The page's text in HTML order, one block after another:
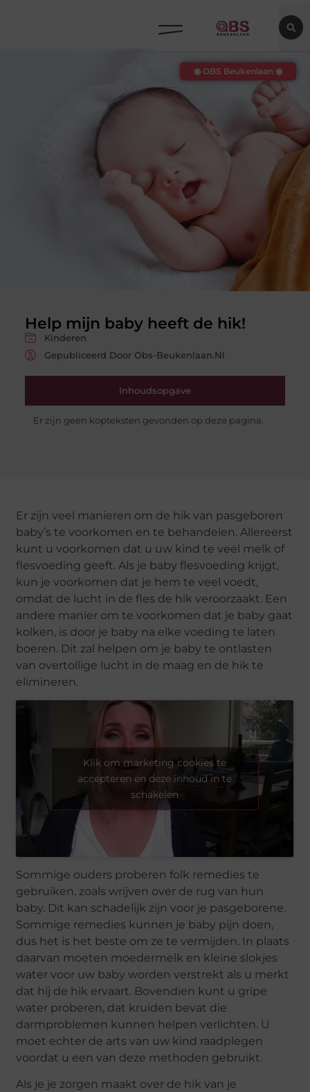
Help mijn baby heeft de hik!
Kinderen
Gepubliceerd Door Obs-Beukenlaan.nl
Inhoudsopgave
Er zijn geen kopteksten gevonden op deze pagina.
◉ OBS Beukenlaan ◉
Er zijn veel manieren om de hik van pasgeboren
baby’s te voorkomen en te behandelen. Allereerst
kunt u voorkomen dat u uw kind te veel melk of
flesvoeding geeft. Als je baby flesvoeding krijgt,
kun je voorkomen dat je hem te veel voedt,
omdat de lucht in de fles de hik veroorzaakt. Een
andere manier om te voorkomen dat je baby gaat
kolken, is door je baby na elke voeding te laten
boeren. Dit zal helpen om je baby te ontlasten
van overtollige lucht in de maag en de hik te
elimineren.
Klik om marketing cookies te
accepteren en deze inhoud in te
schakelen
Sommige ouders proberen folk remedies te
gebruiken, zoals wrijven over de rug van hun
baby. Dit kan schadelijk zijn voor je pasgeborene.
Sommige remedies kunnen je baby pijn doen,
dus het is het beste om ze te vermijden. In plaats
daarvan moeten moedermelk en kleine slokjes
water voor uw baby worden verstrekt als u merkt
dat hij de hik ervaart. Bovendien kunt u gripe
water proberen, dat kruiden bevat die
darmproblemen kunnen helpen verlichten. U
moet echter de arts van uw kind raadplegen
voordat u een van deze methoden gebruikt.
Als je je zorgen maakt over de hik van je